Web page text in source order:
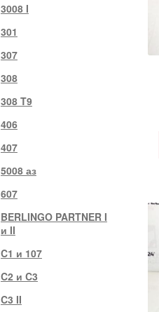
3008 I
301
307
308
308 T9
406
407
5008 аз
607
BERLINGO PARTNER I
и II
C1 и 107
C2 и C3
C3 II